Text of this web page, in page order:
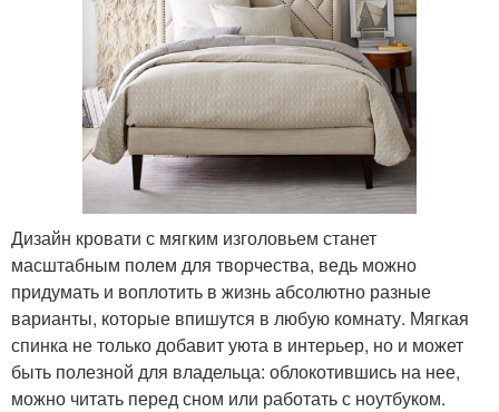
Дизайн кровати с мягким изголовьем станет
масштабным полем для творчества, ведь можно
придумать и воплотить в жизнь абсолютно разные
варианты, которые впишутся в любую комнату. Мягкая
спинка не только добавит уюта в интерьер, но и может
быть полезной для владельца: облокотившись на нее,
можно читать перед сном или работать с ноутбуком.